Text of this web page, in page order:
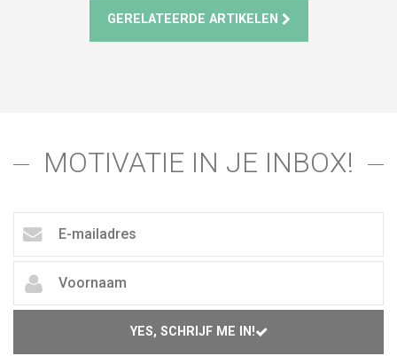
GERELATEERDE ARTIKELEN
MOTIVATIE IN JE INBOX!
YES, SCHRIJF ME IN!